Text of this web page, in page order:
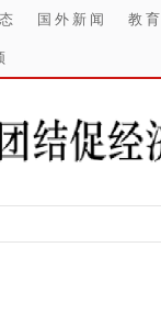
国外新闻
教